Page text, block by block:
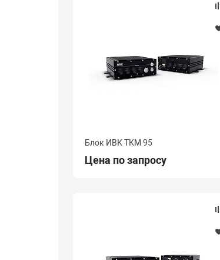
Блок ИВК ТКМ 95
Цена по запросу